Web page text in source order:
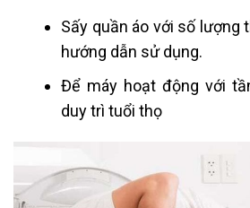
Sấy quần áo với số lượng
hướng dẫn sử dụng.
Để máy hoạt động với
duy trì tuổi thọ